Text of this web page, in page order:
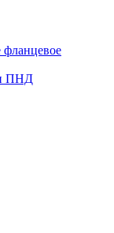
фланцевое
ПНД